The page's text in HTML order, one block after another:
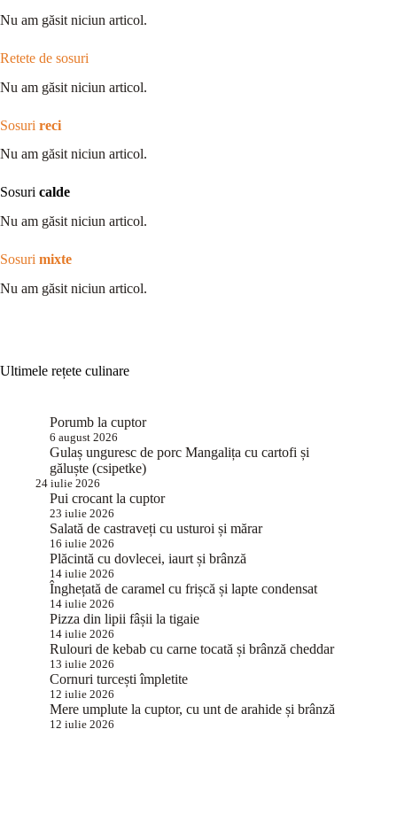
Nu am găsit niciun articol.
Retete de sosuri
Nu am găsit niciun articol.
Sosuri reci
Nu am găsit niciun articol.
Sosuri calde
Nu am găsit niciun articol.
Sosuri mixte
Nu am găsit niciun articol.
Ultimele rețete culinare
Porumb la cuptor
6 august 2026
Gulaș unguresc de porc Mangalița cu cartofi și
găluște (csipetke)
24 iulie 2026
Pui crocant la cuptor
23 iulie 2026
Salată de castraveți cu usturoi și mărar
16 iulie 2026
Plăcintă cu dovlecei, iaurt și brânză
14 iulie 2026
Înghețată de caramel cu frișcă și lapte condensat
14 iulie 2026
Pizza din lipii fâșii la tigaie
14 iulie 2026
Rulouri de kebab cu carne tocată și brânză cheddar
13 iulie 2026
Cornuri turcești împletite
12 iulie 2026
Mere umplute la cuptor, cu unt de arahide și brânză
12 iulie 2026